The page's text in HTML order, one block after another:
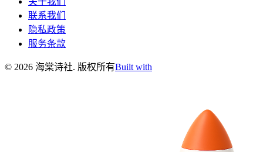
联系我们
隐私政策
服务条款
© 2026 海棠诗社. 版权所有Built with